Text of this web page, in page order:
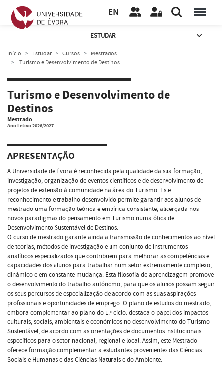
EN
ESTUDAR
Início Estudar Cursos
Mestrados
Turismo e Desenvolvimento de Destinos
Turismo e Desenvolvimento de
Destinos
Mestrado
Ano Letivo 2026/2027
APRESENTAÇÃO
A Universidade de Évora é reconhecida pela qualidade da sua formação,
investigação, organização de eventos científicos e de desenvolvimento de
projetos de extensão à comunidade na área do Turismo. Este
reconhecimento e trabalho desenvolvido permite garantir aos alunos de
mestrado uma formação teórica e empírica consistente, alicerçada nos
novos paradigmas do pensamento em Turismo numa ótica de
Desenvolvimento Sustentável de Destinos.
O curso de mestrado garante ainda a transmissão de conhecimentos ao nível
de teorias, métodos de investigação e um conjunto de instrumentos
analíticos especializados que contribuem para melhorar as competências e
capacidades dos alunos para trabalhar num setor extremamente complexo,
dinâmico e em constante mudança. Esta filosofia de aprendizagem promove
o desenvolvimento do trabalho autónomo, para que os alunos possam seguir
os seus percursos de especialização de acordo com as suas aspirações
profissionais e oportunidades de emprego. O plano de estudos do mestrado,
embora complementar ao plano do 1.º ciclo, destaca o papel dos impactos
culturais, sociais, ambientais e económicos no desenvolvimento do Turismo
Sustentável, de acordo com as orientações de documentos institucionais
específicos para o setor nacional, regional e local. Assim, este Mestrado
oferece formação complementar a estudantes provenientes das Ciências
Sociais e Humanas e das Ciências Naturais e do Ambiente.